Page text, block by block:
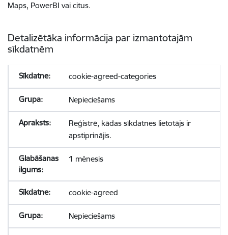
Maps, PowerBI vai citus.
Detalizētāka informācija par izmantotajām
sīkdatnēm
cookie-agreed-categories
Nepieciešams
Reģistrē, kādas sīkdatnes lietotājs ir
apstiprinājis.
1 mēnesis
cookie-agreed
Nepieciešams